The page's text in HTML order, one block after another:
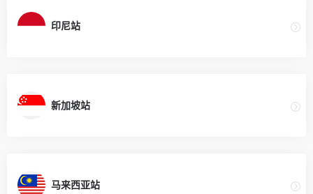
印尼站
新加坡站
马来西亚站